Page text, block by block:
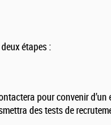
étapes :
pour convenir
des tests de